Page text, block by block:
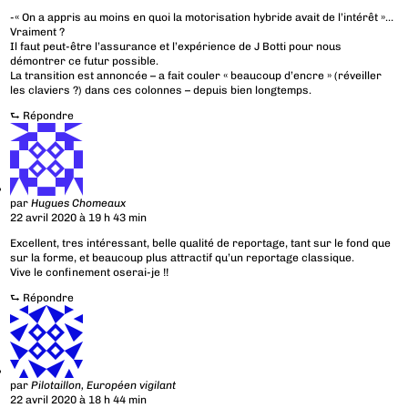
-« On a appris au moins en quoi la motorisation hybride avait de l’intérêt »…
Vraiment ?
Il faut peut-être l’assurance et l’expérience de J Botti pour nous
démontrer ce futur possible.
La transition est annoncée – a fait couler « beaucoup d’encre » (réveiller
les claviers ?) dans ces colonnes – depuis bien longtemps.
⮑ Répondre
parHugues Chomeaux
22 avril 2020 à 19 h 43 min
Excellent, tres intéressant, belle qualité de reportage, tant sur le fond que
sur la forme, et beaucoup plus attractif qu’un reportage classique.
Vive le confinement oserai-je !!
⮑ Répondre
parPilotaillon, Européen vigilant
22 avril 2020 à 18 h 44 min